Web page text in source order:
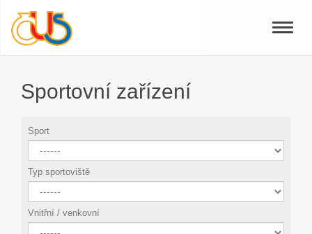
Toggle
Sportovní zařízení
Sport
Typ sportoviště
Vnitřní / venkovní